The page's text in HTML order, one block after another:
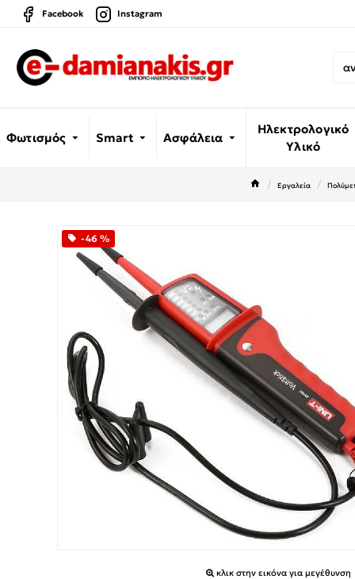
Facebook Instagram
Φωτισμός Smart Ασφάλεια
Ηλεκτρολογικό
Υλικό
Εργαλεία
-46 %
κλικ στην εικόνα για μεγέθυνση